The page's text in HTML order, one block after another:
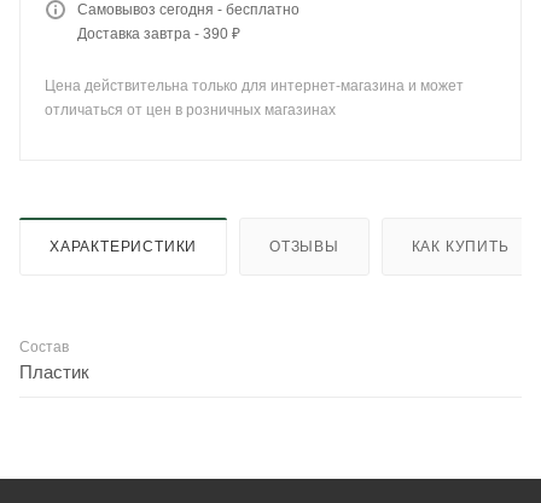
Самовывоз сегодня - бесплатно
Доставка завтра - 390 ₽
Цена действительна только для интернет-магазина и может
отличаться от цен в розничных магазинах
ХАРАКТЕРИСТИКИ ОТЗЫВЫ КАК КУПИТЬ
Состав
Пластик